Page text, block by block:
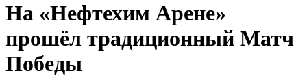
На «Нефтехим Арене»
прошёл традиционный Матч
Победы